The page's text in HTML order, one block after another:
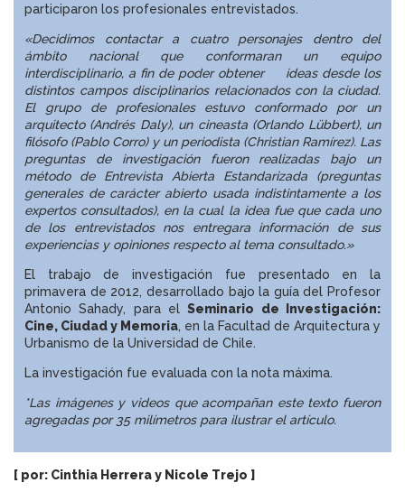
participaron los profesionales entrevistados.
«Decidimos contactar a cuatro personajes dentro del
ámbito nacional que conformaran un equipo
interdisciplinario, a fin de poder obtener ideas desde los
distintos campos disciplinarios relacionados con la ciudad.
El grupo de profesionales estuvo conformado por un
arquitecto (Andrés Daly), un cineasta (Orlando Lübbert), un
filósofo (Pablo Corro) y un periodista (Christian Ramírez). Las
preguntas de investigación fueron realizadas bajo un
método de Entrevista Abierta Estandarizada (preguntas
generales de carácter abierto usada indistintamente a los
expertos consultados), en la cual la idea fue que cada uno
de los entrevistados nos entregara información de sus
experiencias y opiniones respecto al tema consultado.»
El trabajo de investigación fue presentado en la
primavera de 2012, desarrollado bajo la guía del Profesor
Antonio Sahady, para elSeminario de Investigación:
Cine, Ciudad y Memoria, en la Facultad de Arquitectura y
Urbanismo de la Universidad de Chile.
La investigación fue evaluada con la nota máxima.
*Las imágenes y videos que acompañan este texto fueron
agregadas por 35 milímetros para ilustrar el artículo.
[ por: Cinthia Herrera y Nicole Trejo ]